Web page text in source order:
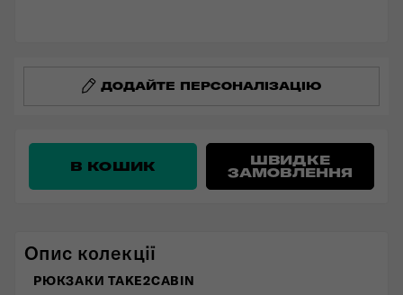
ДОДАЙТЕ ПЕРСОНАЛІЗАЦІЮ
В КОШИК ШВИДКЕ
ЗАМОВЛЕННЯ
Опис колекції
РЮКЗАКИ TAKE2CABIN